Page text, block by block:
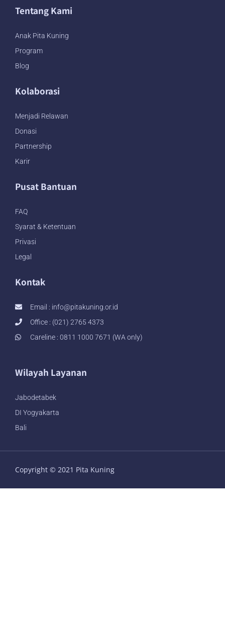
Tentang Kami
Anak Pita Kuning
Program
Blog
Kolaborasi
Menjadi Relawan
Donasi
Partnership
Karir
Pusat Bantuan
FAQ
Syarat & Ketentuan
Privasi
Legal
Kontak
Email : info@pitakuning.or.id
Office : (021) 2765 4373
Careline : 0811 1000 7671 (WA only)
Wilayah Layanan
Jabodetabek
DI Yogyakarta
Bali
Copyright © 2021 Pita Kuning